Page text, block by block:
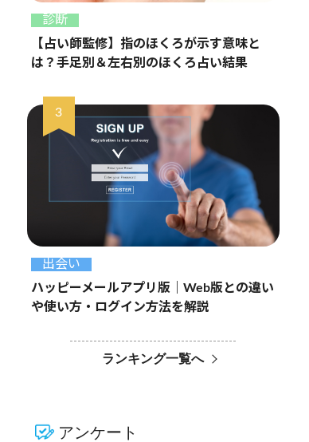
診断
【占い師監修】指のほくろが示す意味と
は？手足別＆左右別のほくろ占い結果
出会い
ハッピーメールアプリ版｜Web版との違い
や使い方・ログイン方法を解説
ランキング一覧へ
アンケート